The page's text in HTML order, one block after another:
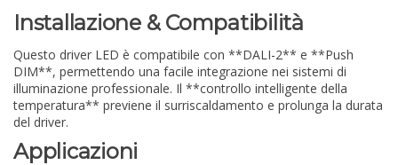
Installazione & Compatibilità
Questo driver LED è compatibile con **DALI-2** e **Push
DIM**, permettendo una facile integrazione nei sistemi di
illuminazione professionale. Il **controllo intelligente della
temperatura** previene il surriscaldamento e prolunga la durata
del driver.
Applicazioni